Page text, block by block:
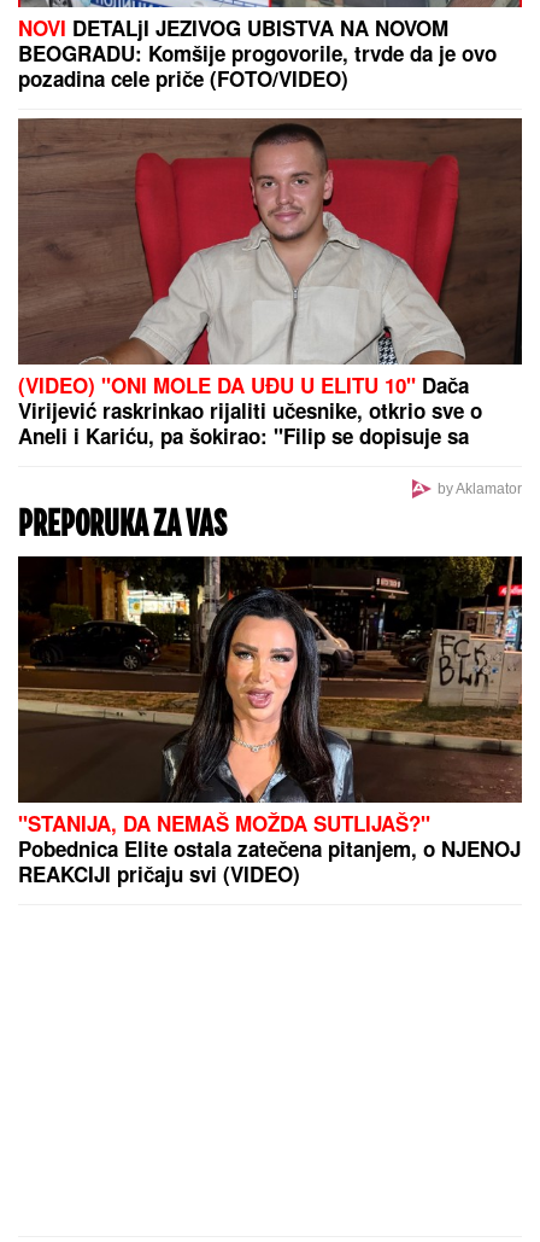
NOVI DETALjI JEZIVOG UBISTVA NA NOVOM
BEOGRADU: Komšije progovorile, trvde da je ovo
pozadina cele priče (FOTO/VIDEO)
(VIDEO) "ONI MOLE DA UĐU U ELITU 10" Dača
Virijević raskrinkao rijaliti učesnike, otkrio sve o
Aneli i Kariću, pa šokirao: "Filip se dopisuje sa
by Aklamator
PREPORUKA ZA VAS
"STANIJA, DA NEMAŠ MOŽDA SUTLIJAŠ?"
Pobednica Elite ostala zatečena pitanjem, o NJENOJ
REAKCIJI pričaju svi (VIDEO)